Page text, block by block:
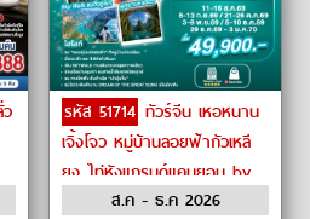
รหัส 51714 ทัวร์จีน เหอหนาน
เจิ้งโจว หมู่บ้านลอยฟ้ากัวเหลี
ยง ไท่หังแกรนด์แคนยอน by
Thai Lion Airส.ค - ธ.ค 2026